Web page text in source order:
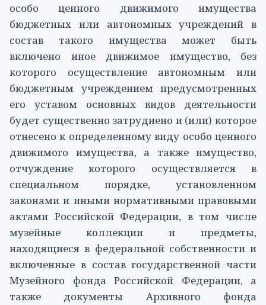
особо ценного движимого имущества
бюджетных или автономных учреждений в
состав такого имущества может быть
включено иное движимое имущество, без
которого осуществление автономным или
бюджетным учреждением предусмотренных
его уставом основных видов деятельности
будет существенно затруднено и (или) которое
отнесено к определенному виду особо ценного
движимого имущества, а также имущество,
отчуждение которого осуществляется в
специальном порядке, установленном
законами и иными нормативными правовыми
актами Российской Федерации, в том числе
музейные коллекции и предметы,
находящиеся в федеральной собственности и
включенные в состав государственной части
Музейного фонда Российской Федерации, а
также документы Архивного фонда